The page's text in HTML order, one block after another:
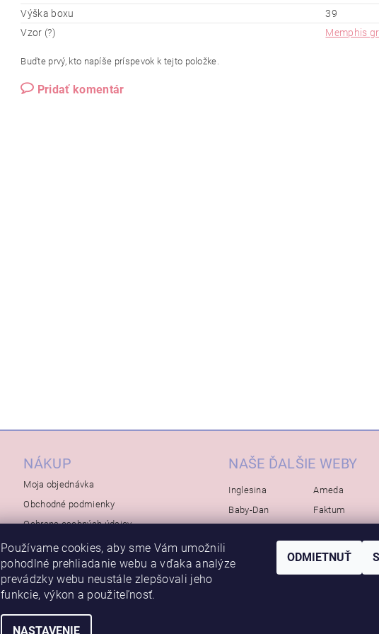
Výška boxu
39
Vzor (?)
Memphis
Buďte prvý, kto napíše príspevok k tejto položke.
Pridať komentár
NÁKUP
Moja objednávka
Obchodné podmienky
Ochrana osobných údajov
NAŠE ĎALŠIE WEBY
Inglesina
Baby-Dan
Avova
Ameda
Faktum
Bambino-Mio
Používame cookies, aby sme Vám umožnili
pohodlné prehliadanie webu a vďaka analýze
prevádzky webu neustále zlepšovali jeho
funkcie, výkon a použiteľnosť.
NASTAVENIE
ODMIETNUŤ